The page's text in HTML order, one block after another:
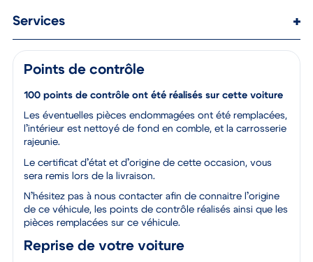
Services
Points de contrôle
100 points de contrôle ont été réalisés sur cette voiture
Les éventuelles pièces endommagées ont été remplacées,
l’intérieur est nettoyé de fond en comble, et la carrosserie
rajeunie.
Le certificat d’état et d’origine de cette occasion, vous
sera remis lors de la livraison.
N’hésitez pas à nous contacter afin de connaitre l’origine
de ce véhicule, les points de contrôle réalisés ainsi que les
pièces remplacées sur ce véhicule.
Reprise de votre voiture